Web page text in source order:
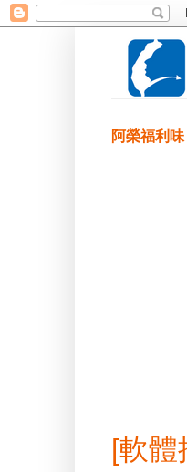
阿榮福利味
[軟體